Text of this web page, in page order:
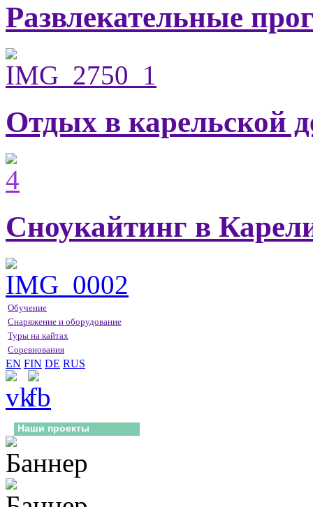
Развлекательные
Отдых в карельской
Сноукайтинг в
Обучение
Снаряжение и оборудование
Туры на кайтах
Соревнования
EN FIN DE RUS
Наши проекты